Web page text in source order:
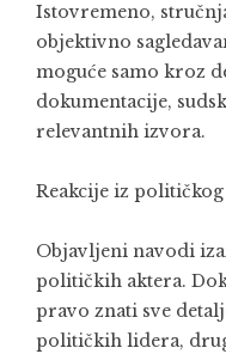
Istovremeno,
objektivno
moguće samo kroz
dokumentacije,
relevantnih izvora.
Reakcije iz
Objavljeni navodi
političkih aktera.
pravo znati sve
političkih lidera,